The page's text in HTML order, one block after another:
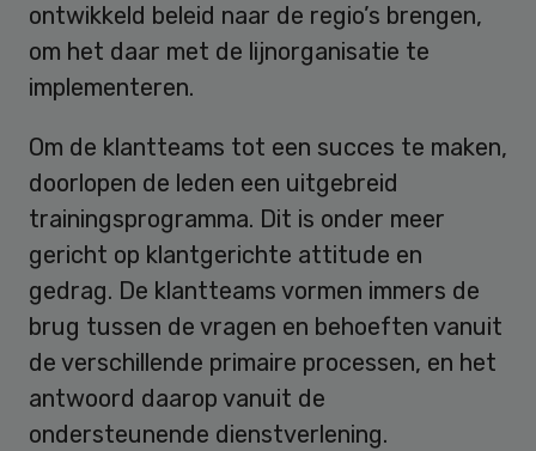
ontwikkeld beleid naar de regio’s brengen,
om het daar met de lijnorganisatie te
implementeren.
Om de klantteams tot een succes te maken,
doorlopen de leden een uitgebreid
trainingsprogramma. Dit is onder meer
gericht op klantgerichte attitude en
gedrag. De klantteams vormen immers de
brug tussen de vragen en behoeften vanuit
de verschillende primaire processen, en het
antwoord daarop vanuit de
ondersteunende dienstverlening.